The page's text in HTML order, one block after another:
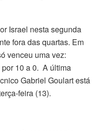
Israel nesta segunda
fora das quartas. Em
venceu uma vez:
10 a 0. A última
Gabriel Goulart está
feira (13).